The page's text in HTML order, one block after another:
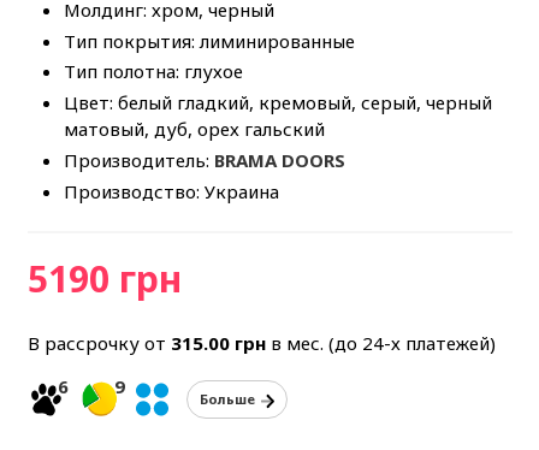
Молдинг: хром, черный
Тип покрытия: лиминированные
Тип полотна: глухое
Цвет: белый гладкий, кремовый, серый, черный
матовый, дуб, орех гальский
Производитель: BRAMA DOORS
Производство: Украина
5190 грн
В рассрочку от 315.00грнв мес. (до 24-х платежей)
6
9
Больше